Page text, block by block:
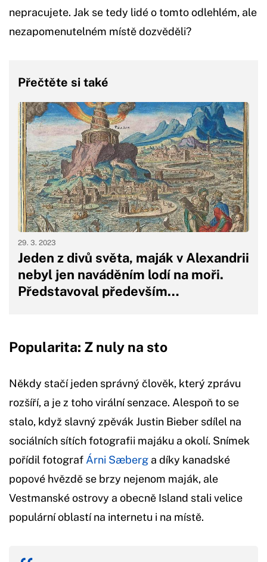
nepracujete. Jak se tedy lidé o tomto odlehlém, ale
nezapomenutelném místě dozvěděli?
Přečtěte si také
Jeden z divů světa, maják v Alexandrii
nebyl jen naváděním lodí na moři.
Představoval především…
29. 3. 2023
Popularita: Z nuly na sto
Někdy stačí jeden správný člověk, který zprávu
rozšíří, a je z toho virální senzace. Alespoň to se
stalo, když slavný zpěvák Justin Bieber sdílel na
sociálních sítích fotografii majáku a okolí. Snímek
pořídil fotograf Árni Sæberg a díky kanadské
popové hvězdě se brzy nejenom maják, ale
Vestmanské ostrovy a obecně Island stali velice
populární oblastí na internetu i na místě.